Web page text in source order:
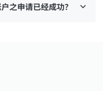
之申请已经成功？